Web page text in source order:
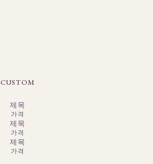
CUSTOM
제목
가격
제목
가격
제목
가격